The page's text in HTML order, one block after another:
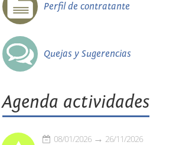
Perfil de contratante
Quejas y Sugerencias
Agenda actividades
08/01/2026 26/11/2026